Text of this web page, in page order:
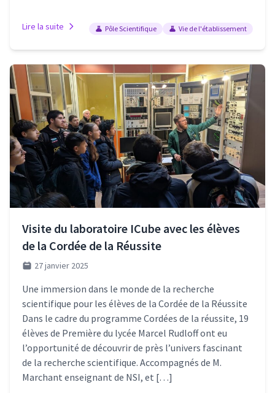
Lire la suite Pôle Scientifique Vie de l'établissement
Visite du laboratoire ICube avec les élèves
de la Cordée de la Réussite
27 janvier 2025
Une immersion dans le monde de la recherche
scientifique pour les élèves de la Cordée de la Réussite
Dans le cadre du programme Cordées de la réussite, 19
élèves de Première du lycée Marcel Rudloff ont eu
l’opportunité de découvrir de près l’univers fascinant
de la recherche scientifique. Accompagnés de M.
Marchant enseignant de NSI, et […]